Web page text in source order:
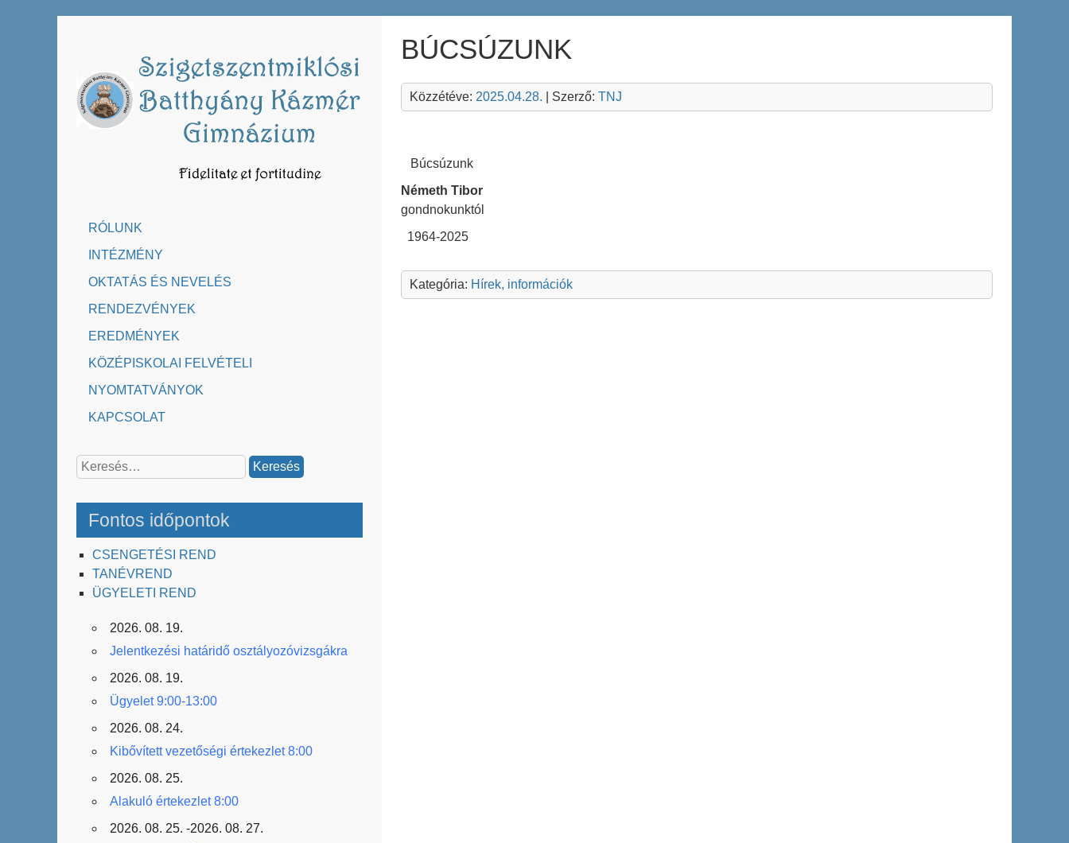
RÓLUNK
INTÉZMÉNY
OKTATÁS ÉS NEVELÉS
RENDEZVÉNYEK
EREDMÉNYEK
KÖZÉPISKOLAI FELVÉTELI
NYOMTATVÁNYOK
KAPCSOLAT
Keresés:
Fontos időpontok
CSENGETÉSI REND
TANÉVREND
ÜGYELETI REND
2026. 08. 19.
Jelentkezési határidő osztályozóvizsgákra
2026. 08. 19.
Ügyelet 9:00-13:00
2026. 08. 24.
Kibővített vezetőségi értekezlet 8:00
2026. 08. 25.
Alakuló értekezlet 8:00
2026. 08. 25. -2026. 08. 27.
BÚCSÚZUNK
Közzétéve: 2025.04.28. | Szerző: TNJ
Búcsúzunk
Németh Tibor
gondnokunktól
1964-2025
Kategória: Hírek, információk